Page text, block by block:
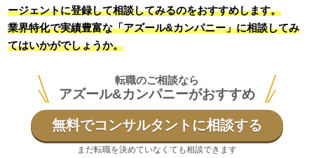
ージェントに登録して相談してみるのをおすすめします。
業界特化で実績豊富な「アズール&カンパニー」に相談してみ
てはいかがでしょうか。
転職のご相談なら
アズール&カンパニーがおすすめ
無料でコンサルタントに相談する
まだ転職を決めていなくても相談できます